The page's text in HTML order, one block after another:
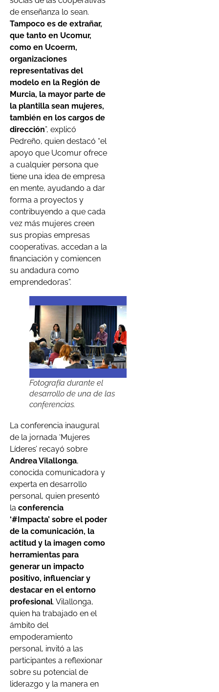
de enseñanza lo sean.
Tampoco es de extrañar,
que tanto en Ucomur,
como en Ucoerm,
organizaciones
representativas del
modelo en la Región de
Murcia, la mayor parte de
la plantilla sean mujeres,
también en los cargos de
dirección”, explicó
Pedreño, quien destacó “el
apoyo que Ucomur ofrece
a cualquier persona que
tiene una idea de empresa
en mente, ayudando a dar
forma a proyectos y
contribuyendo a que cada
vez más mujeres creen
sus propias empresas
cooperativas, accedan a la
financiación y comiencen
su andadura como
emprendedoras”.
Fotografía durante el
desarrollo de una de las
conferencias.
La conferencia inaugural
de la jornada ‘Mujeres
Líderes’ recayó sobre
Andrea Vilallonga,
conocida comunicadora y
experta en desarrollo
personal, quien presentó
la conferencia
‘#Impacta’ sobre el poder
de la comunicación, la
actitud y la imagen como
herramientas para
generar un impacto
positivo, influenciar y
destacar en el entorno
profesional. Vilallonga,
quien ha trabajado en el
ámbito del
empoderamiento
personal, invitó a las
participantes a reflexionar
sobre su potencial de
liderazgo y la manera en